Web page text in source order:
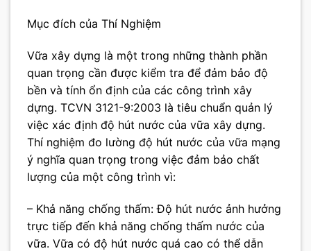
Mục đích của Thí Nghiệm
Vữa xây dựng là một trong những thành phần
quan trọng cần được kiểm tra để đảm bảo độ
bền và tính ổn định của các công trình xây
dựng. TCVN 3121-9:2003 là tiêu chuẩn quản lý
việc xác định độ hút nước của vữa xây dựng.
Thí nghiệm đo lường độ hút nước của vữa mạng
ý nghĩa quan trọng trong việc đảm bảo chất
lượng của một công trình vì:
– Khả năng chống thấm: Độ hút nước ảnh hưởng
trực tiếp đến khả năng chống thấm nước của
vữa. Vữa có độ hút nước quá cao có thể dẫn